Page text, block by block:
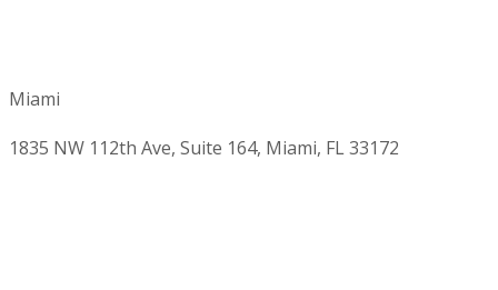
Miami
1835 NW 112th Ave, Suite 164, Miami, FL 33172